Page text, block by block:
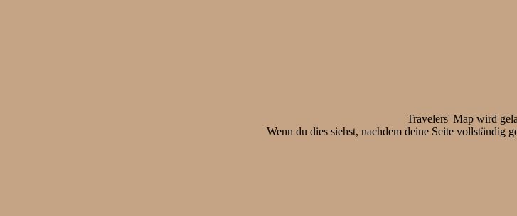
Travelers' Map wird
Wenn du dies siehst, nachdem deine Seite vollständig